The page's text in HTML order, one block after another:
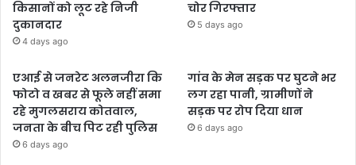
किसानों को लूट रहे निजी
दुकानदार
4 days ago
चोर गिरफ्तार
5 days ago
एआई से जनरेट अलनजीरा कि
फोटो व खबर से फूले नहीं समा
रहे मुगलसराय कोतवाल,
जनता के बीच पिट रही पुलिस
6 days ago
गांव के मेन सड़क पर घुटने भर
लग रहा पानी, ग्रामीणों ने
सड़क पर रोप दिया धान
6 days ago